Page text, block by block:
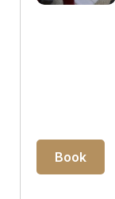
Book